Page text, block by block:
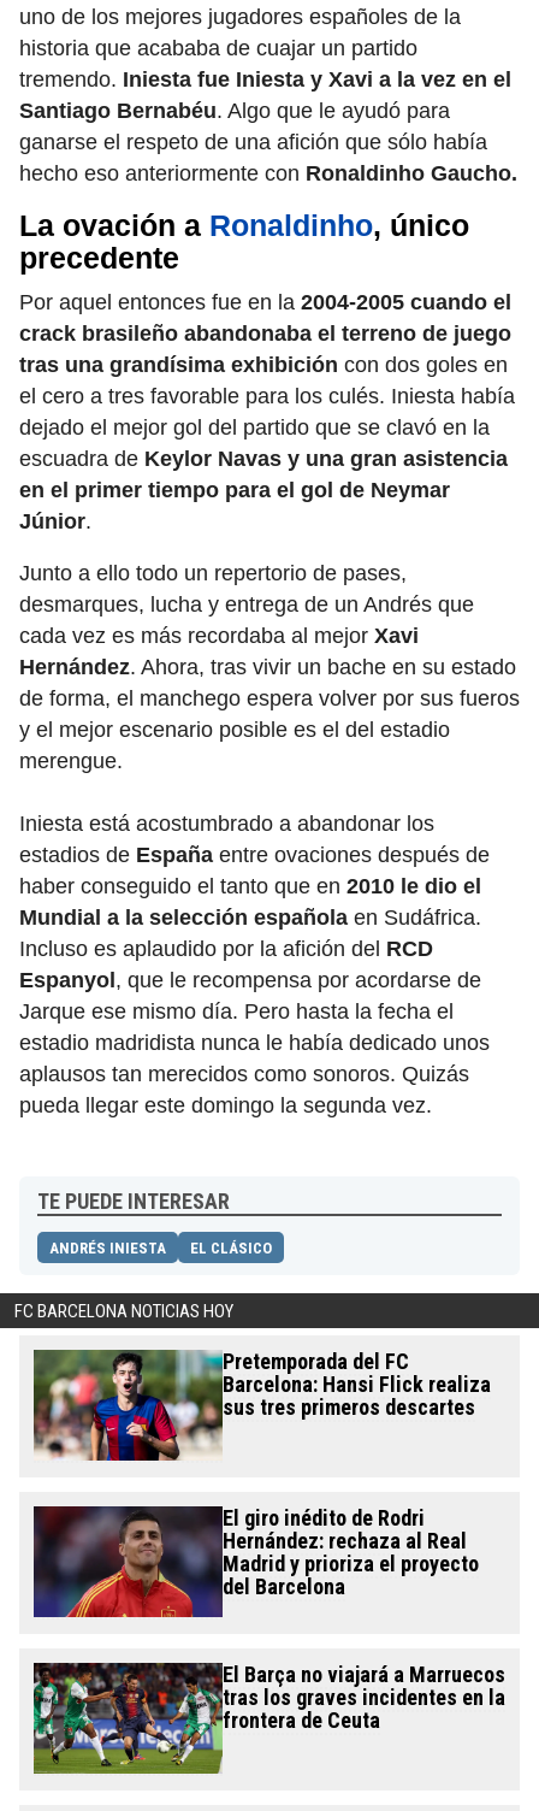
uno de los mejores jugadores españoles de la
historia que acababa de cuajar un partido
tremendo. Iniesta fue Iniesta y Xavi a la vez en el
Santiago Bernabéu. Algo que le ayudó para
ganarse el respeto de una afición que sólo había
hecho eso anteriormente con Ronaldinho Gaucho.
La ovación a Ronaldinho, único
precedente
Por aquel entonces fue en la 2004-2005 cuando el
crack brasileño abandonaba el terreno de juego
tras una grandísima exhibición con dos goles en
el cero a tres favorable para los culés. Iniesta había
dejado el mejor gol del partido que se clavó en la
escuadra de Keylor Navas y una gran asistencia
en el primer tiempo para el gol de Neymar
Júnior.
Junto a ello todo un repertorio de pases,
desmarques, lucha y entrega de un Andrés que
cada vez es más recordaba al mejor Xavi
Hernández. Ahora, tras vivir un bache en su estado
de forma, el manchego espera volver por sus fueros
y el mejor escenario posible es el del estadio
merengue.
Iniesta está acostumbrado a abandonar los
estadios de España entre ovaciones después de
haber conseguido el tanto que en 2010 le dio el
Mundial a la selección española en Sudáfrica.
Incluso es aplaudido por la afición del RCD
Espanyol , que le recompensa por acordarse de
Jarque ese mismo día. Pero hasta la fecha el
estadio madridista nunca le había dedicado unos
aplausos tan merecidos como sonoros. Quizás
pueda llegar este domingo la segunda vez.
TE PUEDE INTERESAR
ANDRÉS INIESTA EL CLÁSICO
FC BARCELONA NOTICIAS HOY
Pretemporada del FC
Barcelona: Hansi Flick realiza
sus tres primeros descartes
El giro inédito de Rodri
Hernández: rechaza al Real
Madrid y prioriza el proyecto
del Barcelona
El Barça no viajará a Marruecos
tras los graves incidentes en la
frontera de Ceuta